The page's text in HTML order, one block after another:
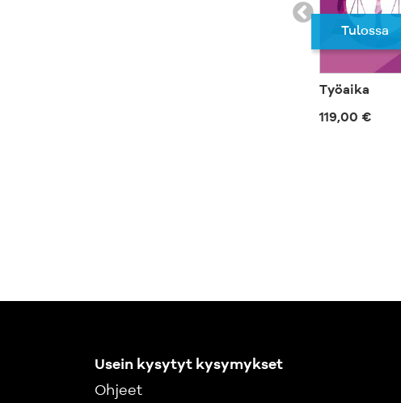
Tulossa
Työaika
119,00 €
Usein kysytyt kysymykset
Ohjeet